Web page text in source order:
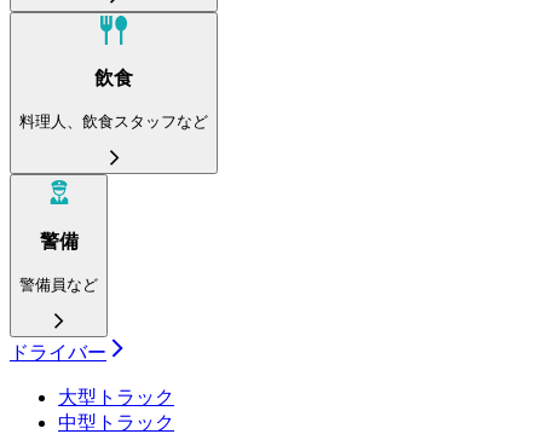
飲食
料理人、飲食スタッフなど
警備
警備員など
ドライバー
大型トラック
中型トラック